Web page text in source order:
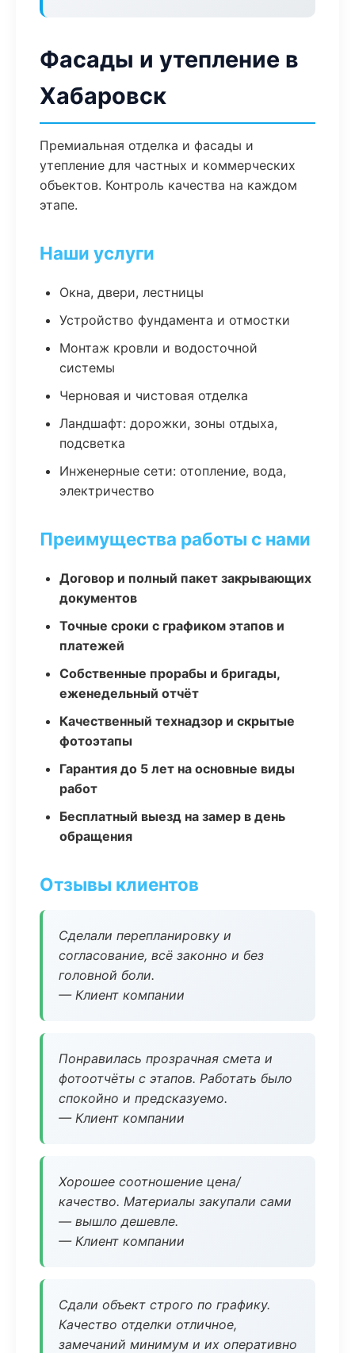
Фасады и утепление в
Хабаровск
Премиальная отделка и фасады и
утепление для частных и коммерческих
объектов. Контроль качества на каждом
этапе.
Наши услуги
Окна, двери, лестницы
Устройство фундамента и отмостки
Монтаж кровли и водосточной
системы
Черновая и чистовая отделка
Ландшафт: дорожки, зоны отдыха,
подсветка
Инженерные сети: отопление, вода,
электричество
Преимущества работы с нами
Договор и полный пакет закрывающих
документов
Точные сроки с графиком этапов и
платежей
Собственные прорабы и бригады,
еженедельный отчёт
Качественный технадзор и скрытые
фотоэтапы
Гарантия до 5 лет на основные виды
работ
Бесплатный выезд на замер в день
обращения
Отзывы клиентов
Сделали перепланировку и
согласование, всё законно и без
головной боли.
— Клиент компании
Понравилась прозрачная смета и
фотоотчёты с этапов. Работать было
спокойно и предсказуемо.
— Клиент компании
Хорошее соотношение цена/
качество. Материалы закупали сами
— вышло дешевле.
— Клиент компании
Сдали объект строго по графику.
Качество отделки отличное,
замечаний минимум и их оперативно